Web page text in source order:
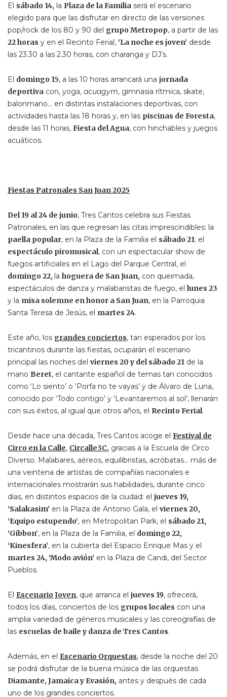
El sábado 14, la Plaza de la Familia será el escenario
elegido para que las disfrutar en directo de las versiones
pop/rock de los 80 y 90 del grupo Metropop, a partir de las
22 horas y en el Recinto Ferial, ‘La noche es joven’ desde
las 23.30 a las 2.30 horas, con charanga y DJ’s.
El domingo 15, a las 10 horas arrancará una jornada
deportiva con, yoga, acuagym, gimnasia rítmica, skate,
balonmano… en distintas instalaciones deportivas, con
actividades hasta las 18 horas y, en las piscinas de Foresta,
desde las 11 horas, Fiesta del Agua, con hinchables y juegos
acuáticos.
Fiestas Patronales San Juan 2025
Del 19 al 24 de junio, Tres Cantos celebra sus Fiestas
Patronales, en las que regresan las citas imprescindibles: la
paella popular, en la Plaza de la Familia el sábado 21; el
espectáculo piromusical, con un espectacular show de
fuegos artificiales en el Lago del Parque Central, el
domingo 22, la hoguera de San Juan, con queimada,
espectáculos de danza y malabaristas de fuego, el lunes 23
y la misa solemne en honor a San Juan, en la Parroquia
Santa Teresa de Jesús, el martes 24.
Este año, los grandes conciertos, tan esperados por los
tricantinos durante las fiestas, ocuparán el escenario
principal las noches del viernes 20 y del sábado 21 de la
mano Beret, el cantante español de temas tan conocidos
como ‘Lo siento’ o ‘Porfa no te vayas’ y de Álvaro de Luna,
conocido por ‘Todo contigo’ y ‘Levantaremos al sol’, llenarán
con sus éxitos, al igual que otros años, el Recinto Ferial.
Desde hace una década, Tres Cantos acoge el Festival de
Circo en la Calle, Circalle3C, gracias a la Escuela de Circo
Diverso. Malabares, aéreos, equilibristas, acróbatas… más de
una veintena de artistas de compañías nacionales e
internacionales mostrarán sus habilidades, durante cinco
días, en distintos espacios de la ciudad: el jueves 19,
‘Salakasim’ en la Plaza de Antonio Gala, el viernes 20,
‘Equipo estupendo’, en Metropolitan Park, el sábado 21,
‘Gibbon’, en la Plaza de la Familia, el domingo 22,
‘Kinesfera’, en la cubierta del Espacio Enrique Mas y el
martes 24, ‘Modo avión’ en la Plaza de Candi, del Sector
Pueblos.
El Escenario Joven, que arranca el jueves 19, ofrecerá,
todos los días, conciertos de los grupos locales con una
amplia variedad de géneros musicales y las coreografías de
las escuelas de baile y danza de Tres Cantos.
Además, en el Escenario Orquestas, desde la noche del 20
se podrá disfrutar de la buena música de las orquestas
Diamante, Jamaica y Evasión, antes y después de cada
uno de los grandes conciertos.